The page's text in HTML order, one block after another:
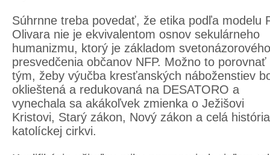
Súhrnne treba povedať, že etika podľa modelu
Olivara nie je ekvivalentom osnov sekulárneho
humanizmu, ktorý je základom svetonázorového
presvedčenia občanov NFP. Možno to porovnať
tým, žeby výučba kresťanských náboženstiev
oklieštená a redukovaná na DESATORO a
vynechala sa akákoľvek zmienka o Ježišovi
Kristovi, Starý zákon, Nový zákon a celá história
katolíckej cirkvi.